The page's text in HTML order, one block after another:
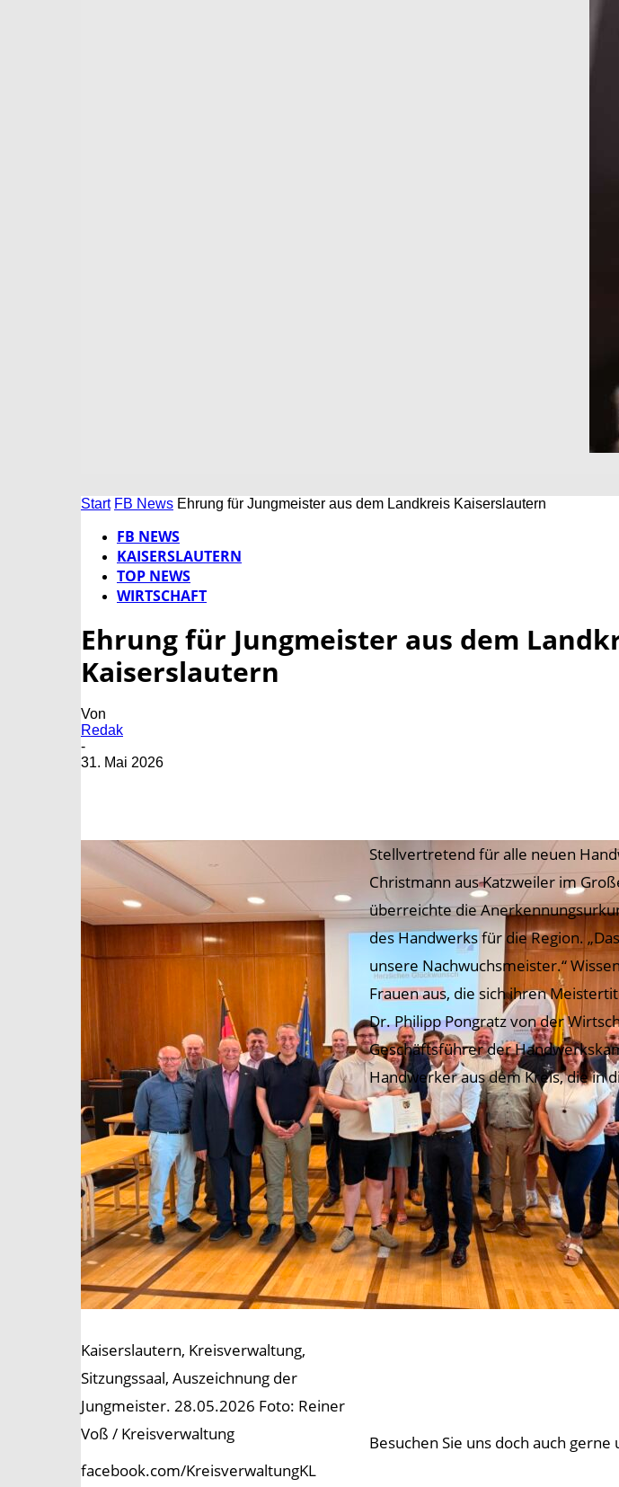
Start FB News Ehrung für Jungmeister aus dem Landkreis Kaiserslautern
FB NEWS
KAISERSLAUTERN
TOP NEWS
WIRTSCHAFT
Ehrung für Jungmeister aus dem
Kaiserslautern
Von
Redak
-
31. Mai 2026
Kaiserslautern, Kreisverwaltung,
Sitzungssaal, Auszeichnung der
Jungmeister. 28.05.2026 Foto: Reiner
Voß / Kreisverwaltung
Stellvertretend für alle neuen
Christmann aus Katzweiler im
überreichte die
des Handwerks für die Region.
unsere Nachwuchsmeister.“
Frauen aus, die sich ihren
Dr. Philipp Pongratz von der
Geschäftsführer der
Handwerker aus dem Kreis, die in
Besuchen Sie uns doch auch gerne
facebook.com/KreisverwaltungKL